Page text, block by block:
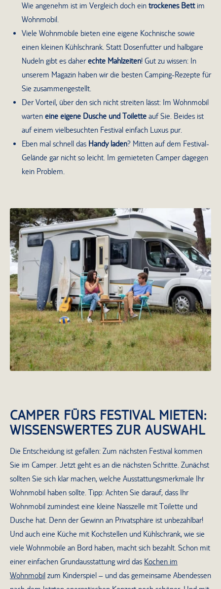
Wie angenehm ist im Vergleich doch ein trockenes Bett im
Wohnmobil.
Viele Wohnmobile bieten eine eigene Kochnische sowie
einen kleinen Kühlschrank. Statt Dosenfutter und halbgare
Nudeln gibt es daherechte Mahlzeiten! Gut zu wissen: In
unserem Magazin haben wir die besten Camping-Rezepte für
Sie zusammengestellt.
Der Vorteil, über den sich nicht streiten lässt: Im Wohnmobil
warten eine eigene Dusche und Toilette auf Sie. Beides ist
auf einem vielbesuchten Festival einfach Luxus pur.
Eben mal schnell das Handy laden? Mitten auf dem Festival-
Gelände gar nicht so leicht. Im gemieteten Camper dagegen
kein Problem.
CAMPER FÜRS FESTIVAL MIETEN:
WISSENSWERTES ZUR AUSWAHL
Die Entscheidung ist gefallen: Zum nächsten Festival kommen
Sie im Camper. Jetzt geht es an die nächsten Schritte. Zunächst
sollten Sie sich klar machen, welche Ausstattungsmerkmale Ihr
Wohnmobil haben sollte. Tipp: Achten Sie darauf, dass Ihr
Wohnmobil zumindest eine kleine Nasszelle mit Toilette und
Dusche hat. Denn der Gewinn an Privatsphäre ist unbezahlbar!
Und auch eine Küche mit Kochstellen und Kühlschrank, wie sie
viele Wohnmobile an Bord haben, macht sich bezahlt. Schon mit
einer einfachen Grundausstattung wird das Kochen im
Wohnmobil zum Kinderspiel – und das gemeinsame Abendessen